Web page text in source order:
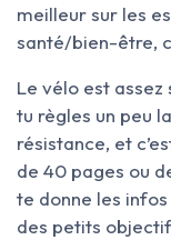
meilleur sur les
santé/bien-être,
Le vélo est assez
tu règles un peu
résistance, et
de 40 pages ou
te donne les
des petits